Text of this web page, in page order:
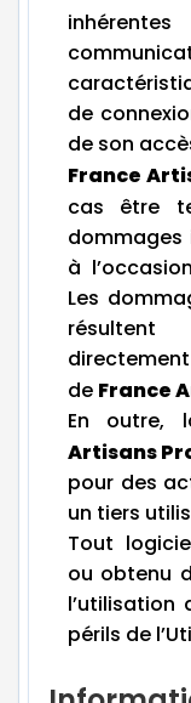
de
de son
France
cas être
dommages
à
Les
de France
En outre,
Artisans
pour des
un tiers
Tout
ou obtenu
l’utilisation
périls de